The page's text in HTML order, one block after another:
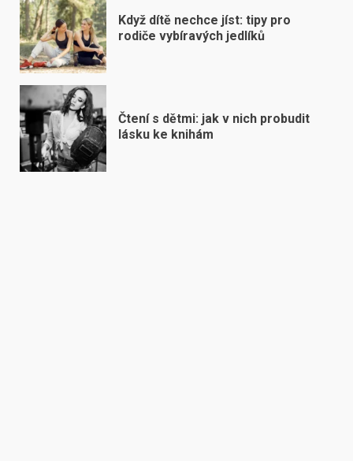
Když dítě nechce jíst: tipy pro
rodiče vybíravých jedlíků
Čtení s dětmi: jak v nich probudit
lásku ke knihám